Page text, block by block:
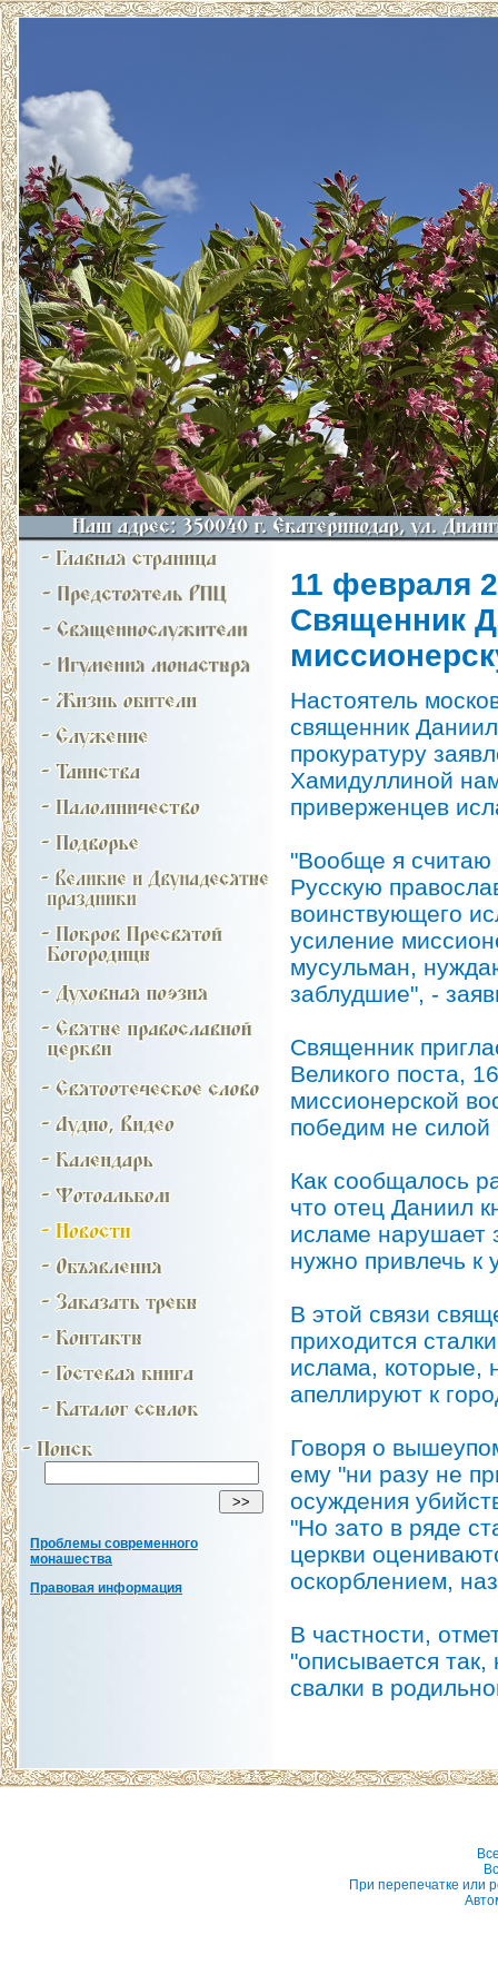
Проблемы современного
монашества
Правовая информация
11 февраля
Священник
Настоятель
священник
прокуратуру
Хамидуллиной
приверженцев
"Вообще я считаю
Русскую
воинствующего
усиление
мусульман,
заблудшие", -
Священник
Великого поста,
миссионерской
победим не
Как сообщалось
что отец Даниил
исламе нарушает
нужно привлечь к
В этой связи
приходится
ислама, которые,
апеллируют к
Говоря о
ему "ни разу не
осуждения
"Но зато в ряде
церкви
оскорблением,
В частности,
"описывается
свалки в
При перепечатке или